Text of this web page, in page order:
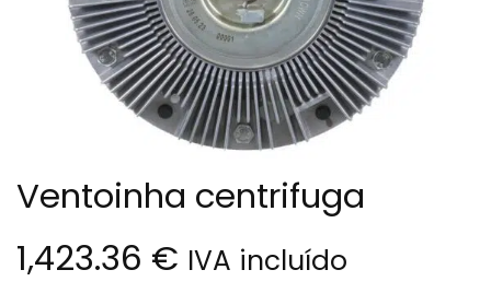
Ventoinha centrifuga
1,423.36 € IVA incluído